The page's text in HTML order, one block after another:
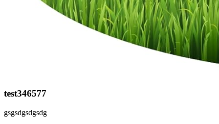
test346577
gsgsdgsdgsdg